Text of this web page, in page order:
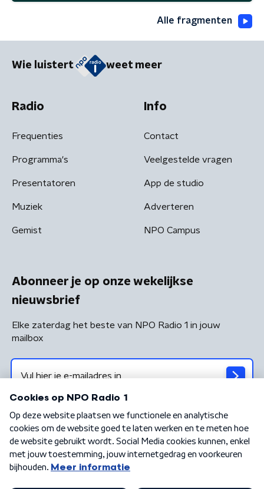
Alle fragmenten
Wie luistert weet meer
Radio
Frequenties
Programma's
Presentatoren
Muziek
Gemist
Info
Contact
Veelgestelde vragen
App de studio
Adverteren
NPO Campus
Abonneer je op onze wekelijkse
nieuwsbrief
Elke zaterdag het beste van NPO Radio 1 in jouw
mailbox
Algemene voorwaarden